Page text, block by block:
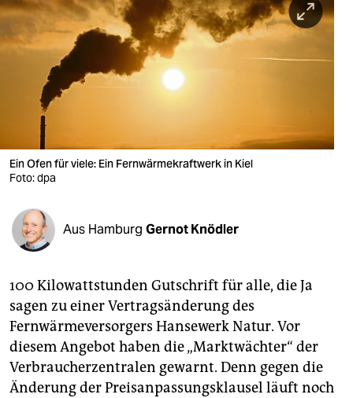
berlin
nord
wahrheit
verlag
verlag
shop
fragen & hilfe
unterstützen
abo
genossenschaft
epaper login
Ein Ofen für viele: Ein Fernwärmekraftwerk in Kiel
Foto: dpa
Aus Hamburg Gernot Knödler
100 Kilowattstunden Gutschrift für alle, die Ja
sagen zu einer Vertragsänderung des
Fernwärmeversorgers Hansewerk Natur. Vor
diesem Angebot haben die „Marktwächter“ der
Verbraucherzentralen gewarnt. Denn gegen die
Änderung der Preisanpassungsklausel läuft noch